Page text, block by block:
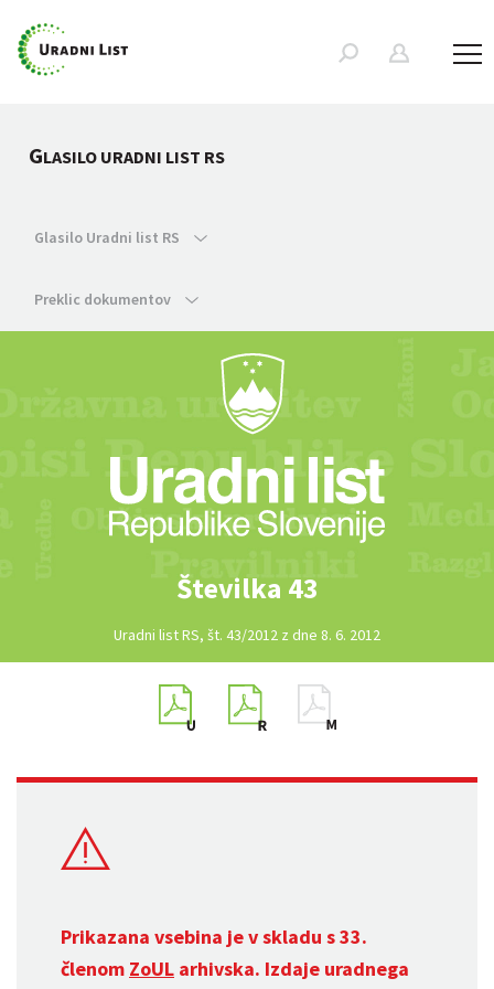
GLASILO URADNI LIST RS
Glasilo Uradni list RS
Preklic dokumentov
Številka 43
Uradni list RS, št. 43/2012 z dne 8. 6. 2012
Prikazana vsebina je v skladu s 33.
členom ZoUL arhivska. Izdaje uradnega